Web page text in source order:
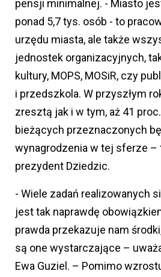
pensji minimalnej. - Miasto
ponad 5,7 tys. osób - to
urzędu miasta, ale także
jednostek organizacyjnych,
kultury, MOPS, MOSiR, czy
i przedszkola. W przyszłym
zresztą jak i w tym, aż 41
bieżących przeznaczonych
wynagrodzenia w tej sferze –
prezydent Dziedzic.
- Wiele zadań realizowanych
jest tak naprawdę
prawda przekazuje nam
są one wystarczające –
Ewa Guziel. – Pomimo